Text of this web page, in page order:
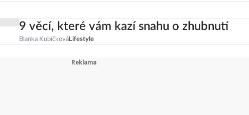
9 věcí, které vám kazí snahu o zhubnutí
Blanka KubíčkováLifestyle